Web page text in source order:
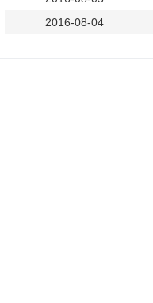
2016-08-04